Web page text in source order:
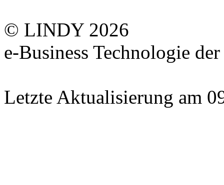
© LINDY 2026
e-Business Technologie
Letzte Aktualisierung am